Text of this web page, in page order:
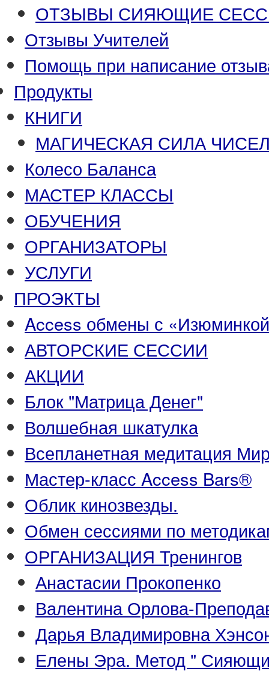
ОТЗЫВЫ СИЯЮЩИЕ
Отзывы Учителей
Помощь при написание
Продукты
КНИГИ
МАГИЧЕСКАЯ СИЛА
Колесо Баланса
МАСТЕР КЛАССЫ
ОБУЧЕНИЯ
ОРГАНИЗАТОРЫ
УСЛУГИ
ПРОЭКТЫ
Access обмены с
АВТОРСКИЕ СЕССИИ
АКЦИИ
Блок "Матрица Денег"
Волшебная шкатулка
Всепланетная медитация
Мастер-класс Access Bars®
Облик кинозвезды.
Обмен сессиями по
ОРГАНИЗАЦИЯ Тренингов
Анастасии Прокопенко
Валентина Орлова-
Дарья Владимировна
Елены Эра. Метод "